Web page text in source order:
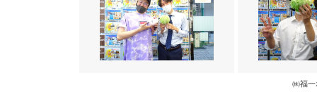
㈱福一